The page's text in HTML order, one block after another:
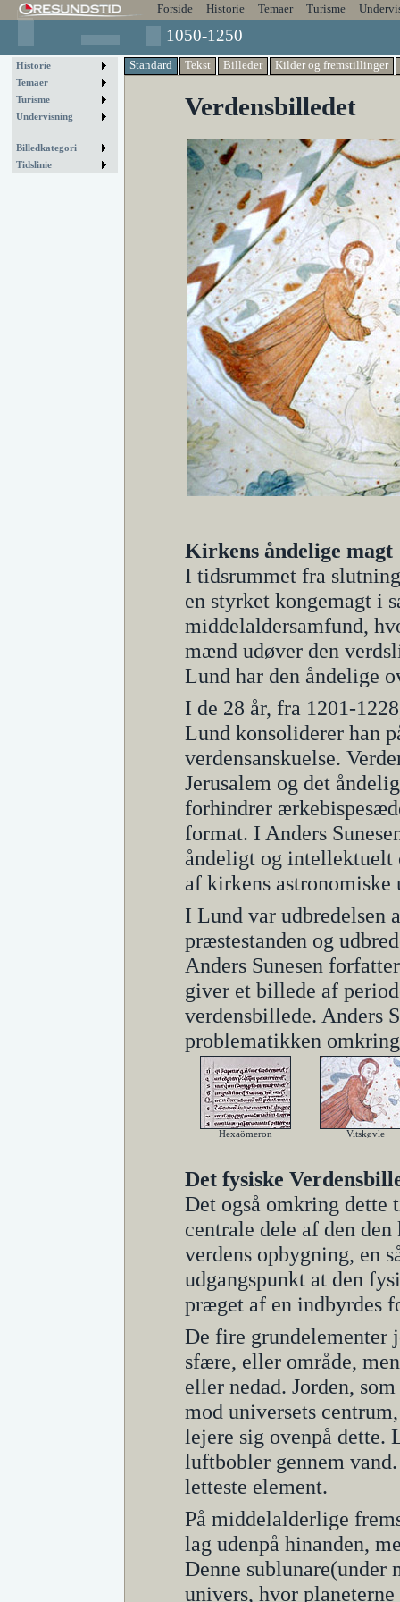
Forside Historie Temaer Turisme
1050-1250
Historie
Temaer
Turisme
Undervisning
Billedkategori
Tidslinie
Standard Tekst Billeder Kilder og fremstillinger
Verdensbilledet
Kirkens åndelige magt
I tidsrummet fra
en styrket kongemagt i
middelaldersamfund,
mænd udøver den
Lund har den åndelige
I de 28 år, fra 1201-
Lund konsoliderer han
verdensanskuelse.
Jerusalem og det
forhindrer
format. I Anders
åndeligt og intellektuelt
af kirkens astronomiske
I Lund var udbredelsen
præstestanden og
Anders Sunesen
giver et billede af
verdensbillede. Anders
problematikken
Hexaömeron Vitskøvle
Det fysiske
Det også omkring dette
centrale dele af den
verdens opbygning, en
udgangspunkt at den
præget af en indbyrdes
De fire grundelementer
sfære, eller område,
eller nedad. Jorden,
mod universets
lejere sig ovenpå dette.
luftbobler gennem
letteste element.
På middelalderlige
lag udenpå hinanden,
Denne
univers, hvor